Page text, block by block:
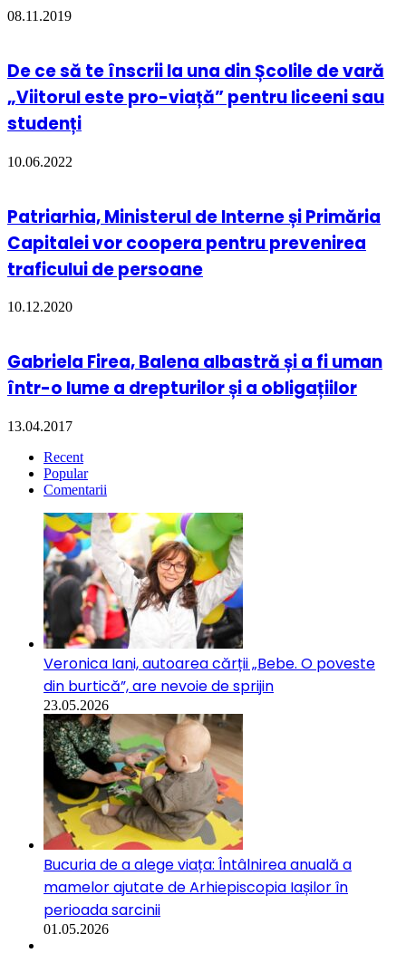
08.11.2019
De ce să te înscrii la una din Școlile de vară
„Viitorul este pro-viață” pentru liceeni sau
studenți
10.06.2022
Patriarhia, Ministerul de Interne și Primăria
Capitalei vor coopera pentru prevenirea
traficului de persoane
10.12.2020
Gabriela Firea, Balena albastră și a fi uman
într-o lume a drepturilor și a obligațiilor
13.04.2017
Recent
Popular
Comentarii
Veronica Iani, autoarea cărții „Bebe. O poveste
din burtică”, are nevoie de sprijin
23.05.2026
Bucuria de a alege viața: Întâlnirea anuală a
mamelor ajutate de Arhiepiscopia Iașilor în
perioada sarcinii
01.05.2026